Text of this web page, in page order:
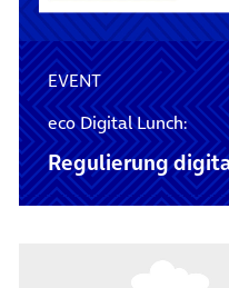
EVENT
eco Digital Lunch:
Regulierung